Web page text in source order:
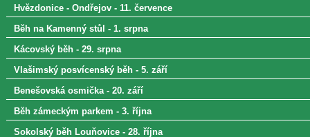
Hvězdonice - Ondřejov - 11. července
Běh na Kamenný stůl - 1. srpna
Kácovský běh - 29. srpna
Vlašimský posvícenský běh - 5. září
Benešovská osmička - 20. září
Běh zámeckým parkem - 3. října
Sokolský běh Louňovice - 28. října